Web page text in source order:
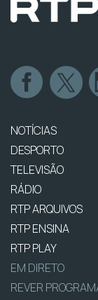
NOTÍCIAS
DESPORTO
TELEVISÃO
RÁDIO
RTP ARQUIVOS
RTP ENSINA
RTP PLAY
EM DIRETO
REVER